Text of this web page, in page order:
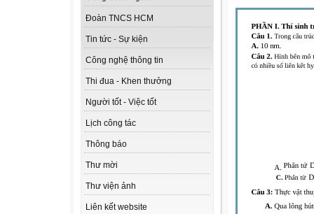
Đoàn TNCS HCM
Tin tức - Sự kiện
Công nghệ thông tin
Thi đua - Khen thưởng
Người tốt - Việc tốt
Lịch công tác
Thông báo
Thư mời
Thư viện ảnh
Liên kết website